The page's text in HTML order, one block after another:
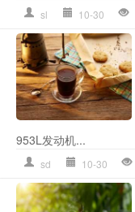
sl 10-30
953L发动机...
sd 10-30